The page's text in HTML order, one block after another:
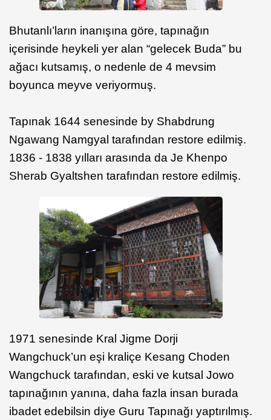
Bhutanlı’ların inanışına göre, tapınağın
içerisinde heykeli yer alan “gelecek Buda” bu
ağacı kutsamış, o nedenle de 4 mevsim
boyunca meyve veriyormuş.
Tapınak 1644 senesinde by Shabdrung
Ngawang Namgyal tarafından restore edilmiş.
1836 - 1838 yılları arasında da Je Khenpo
Sherab Gyaltshen tarafından restore edilmiş.
1971 senesinde Kral Jigme Dorji
Wangchuck’un eşi kraliçe Kesang Choden
Wangchuck tarafından, eski ve kutsal Jowo
tapınağının yanına, daha fazla insan burada
ibadet edebilsin diye Guru Tapınağı yaptırılmış.